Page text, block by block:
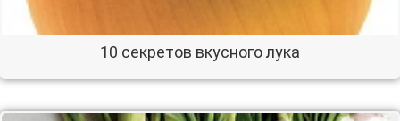
10 секретов вкусного лука